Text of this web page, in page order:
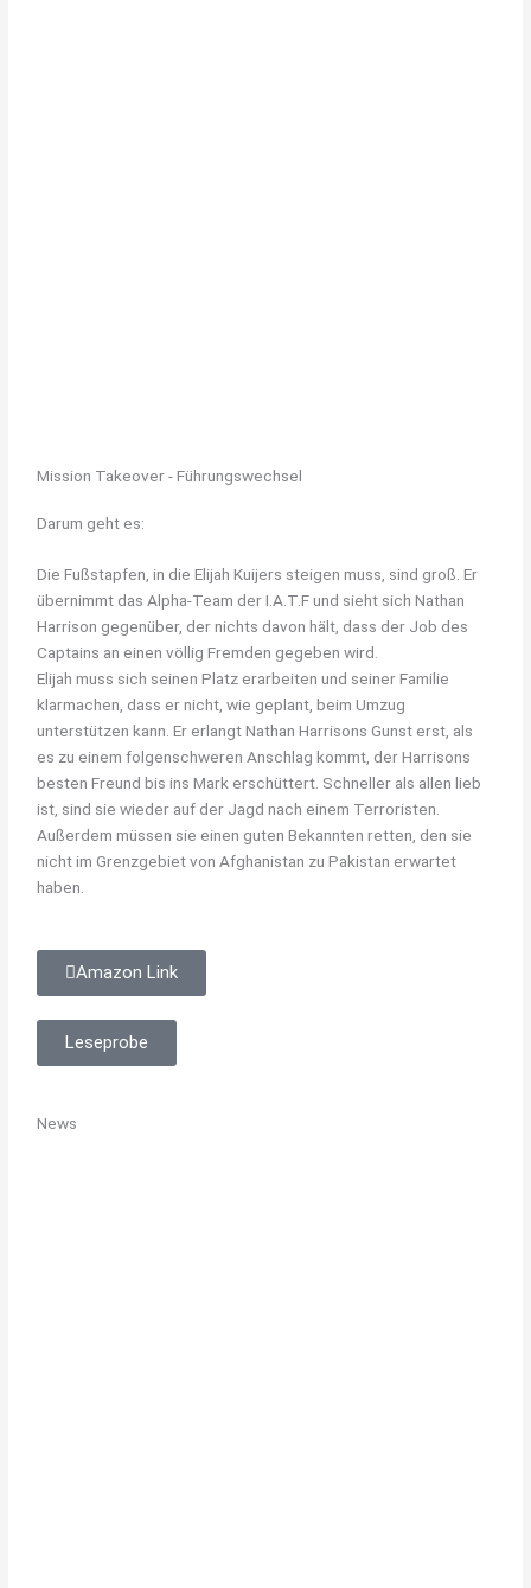
Mission Takeover - Führungswechsel
Darum geht es:
Die Fußstapfen, in die Elijah Kuijers steigen muss, sind groß. Er
übernimmt das Alpha-Team der I.A.T.F und sieht sich Nathan
Harrison gegenüber, der nichts davon hält, dass der Job des
Captains an einen völlig Fremden gegeben wird.
Elijah muss sich seinen Platz erarbeiten und seiner Familie
klarmachen, dass er nicht, wie geplant, beim Umzug
unterstützen kann. Er erlangt Nathan Harrisons Gunst erst, als
es zu einem folgenschweren Anschlag kommt, der Harrisons
besten Freund bis ins Mark erschüttert. Schneller als allen lieb
ist, sind sie wieder auf der Jagd nach einem Terroristen.
Außerdem müssen sie einen guten Bekannten retten, den sie
nicht im Grenzgebiet von Afghanistan zu Pakistan erwartet
haben.
Amazon Link
Leseprobe
News